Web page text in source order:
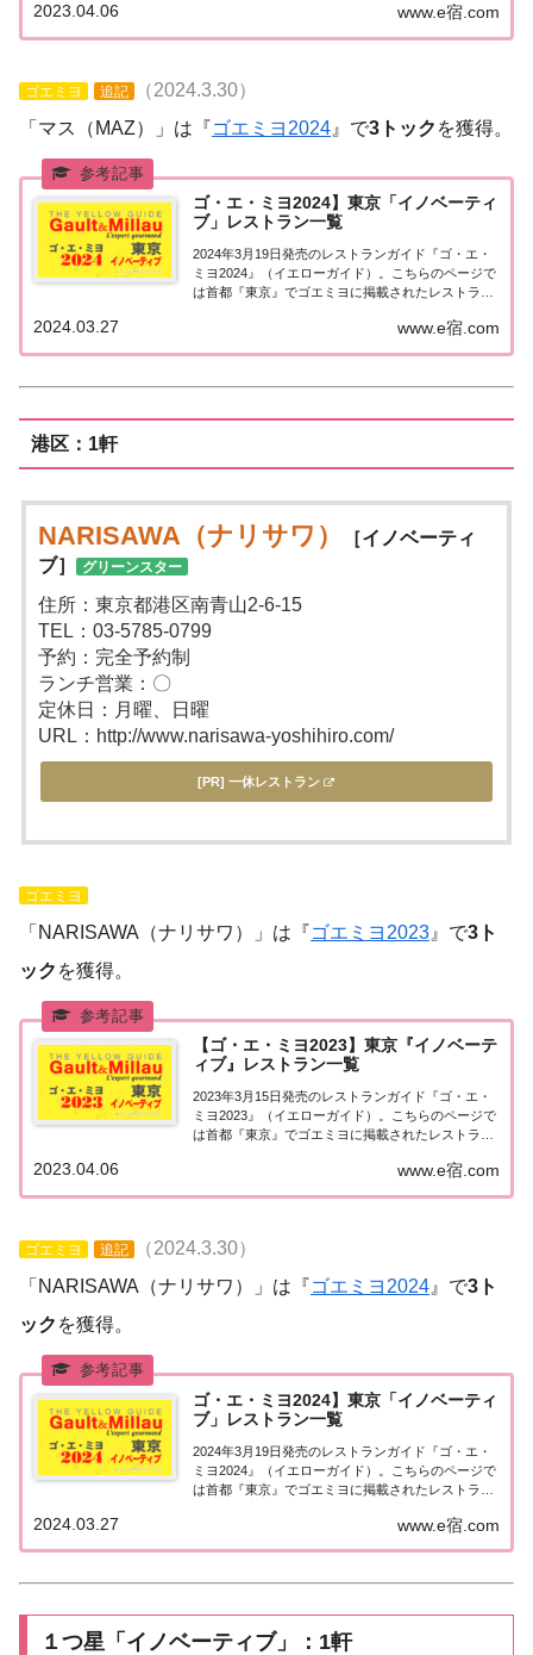
した。ゴエミヨ2023『東京』イノベーティブ関東
www.e宿.com
2023.04.06
ゴエミヨ 追記
（2024.3.30）
「マス（MAZ）」は『ゴエミヨ2024 』で3トック を獲得。
ゴ・エ・ミヨ2024】東京「イノベーティ
ブ」レストラン一覧
2024年3月19日発売のレストランガイド『ゴ・エ・
ミヨ2024』（イエローガイド）。こちらのページで
は首都『東京』でゴエミヨに掲載されたレストラン
た。ゴエミヨ2024『東京』イノベーティブ関東「東
京エリア」で「ゴ・エ・ミヨ2024」に...
www.e宿.com
2024.03.27
港区：1軒
NARISAWA（ナリサワ）
［イノベーティ
ブ］ グリーンスター
住所：東京都港区南青山2-6-15
TEL：03-5785-0799
予約：完全予約制
ランチ営業：〇
定休日：月曜、日曜
URL：http://www.narisawa-yoshihiro.com/
[PR] 一休レストラン
ゴエミヨ
「NARISAWA（ナリサワ）」は『ゴエミヨ2023 』で3ト
ック を獲得。
【ゴ・エ・ミヨ2023】東京『イノベーテ
ィブ』レストラン一覧
2023年3月15日発売のレストランガイド『ゴ・エ・
ミヨ2023』（イエローガイド）。こちらのページで
は首都『東京』でゴエミヨに掲載されたレストラン
した。ゴエミヨ2023『東京』イノベーティブ関東
www.e宿.com
2023.04.06
ゴエミヨ 追記
（2024.3.30）
「NARISAWA（ナリサワ）」は『ゴエミヨ2024 』で3ト
ック を獲得。
ゴ・エ・ミヨ2024】東京「イノベーティ
ブ」レストラン一覧
2024年3月19日発売のレストランガイド『ゴ・エ・
ミヨ2024』（イエローガイド）。こちらのページで
は首都『東京』でゴエミヨに掲載されたレストラン
た。ゴエミヨ2024『東京』イノベーティブ関東「東
京エリア」で「ゴ・エ・ミヨ2024」に...
www.e宿.com
2024.03.27
１つ星「イノベーティブ」：1軒